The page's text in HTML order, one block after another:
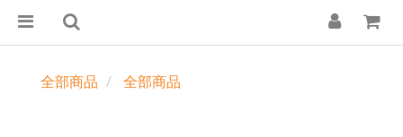
全部商品 全部商品